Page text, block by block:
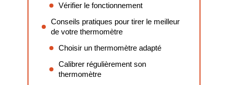
Vérifier le fonctionnement
Conseils pratiques pour tirer le meilleur
de votre thermomètre
Choisir un thermomètre adapté
Calibrer régulièrement son
thermomètre